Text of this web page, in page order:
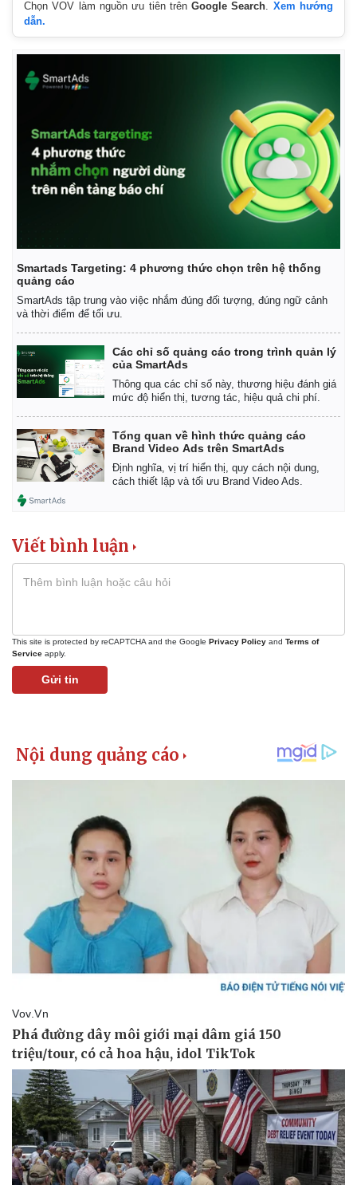
Pháp luật
Tư vấn luật
Chọn VOV làm nguồn ưu tiên trênGoogle Search. Xem hướng
dẫn.
Smartads Targeting: 4 phương thức chọn trên hệ thống
quảng cáo
SmartAds tập trung vào việc nhắm đúng đối tượng, đúng ngữ cảnh
và thời điểm để tối ưu.
Các chỉ số quảng cáo trong trình quản lý
của SmartAds
Thông qua các chỉ số này, thương hiệu đánh giá
mức độ hiển thị, tương tác, hiệu quả chi phí.
Tổng quan về hình thức quảng cáo
Brand Video Ads trên SmartAds
Định nghĩa, vị trí hiển thị, quy cách nội dung,
cách thiết lập và tối ưu Brand Video Ads.
Viết bình luận
This site is protected by reCAPTCHA and the Google Privacy Policy and Terms of
Service apply.
Gửi tin